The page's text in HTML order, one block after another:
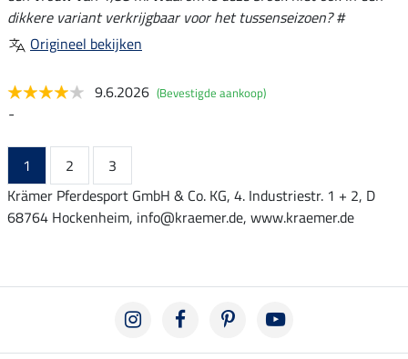
dikkere variant verkrijgbaar voor het tussenseizoen? #
Origineel bekijken
9.6.2026 (Bevestigde aankoop)
-
1 2
3
Krämer Pferdesport GmbH & Co. KG, 4. Industriestr. 1 + 2, D
68764 Hockenheim, info@kraemer.de, www.kraemer.de